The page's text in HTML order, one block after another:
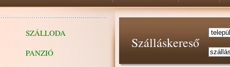
SZÁLLODA
PANZIÓ
Szálláskereső